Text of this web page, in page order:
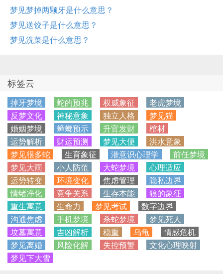
梦见梦掉两颗牙是什么意思？
梦见送饺子是什么意思？
梦见洗菜是什么意思？
标签云
掉牙梦境 蛇的预兆 权威象征
老虎梦境
反梦文化
神秘意象 独立人格
梦见猫
婚姻梦境
蟑螂预示 升官发财
棺材
运势解析
财运预测 梦见大便
洪水意象
梦见很多蛇
生育象征 潜意识心理学
前任梦境
梦见大雨
小人防范 大蛇梦境
心理适应
运势转变
环境变化 焦虑管理
隐私边界
情绪净化
竞争关系 生存本能
狼的象征
重生寓意
生命力 梦见考试
数字边界
沟通焦虑
手机梦境 杀蛇梦境
梦见死人
坟墓寓意
吉凶解析 稳重 乌龟
情感危机
梦见离婚
风险化解 失控预警
文化心理映射
梦见下大雪